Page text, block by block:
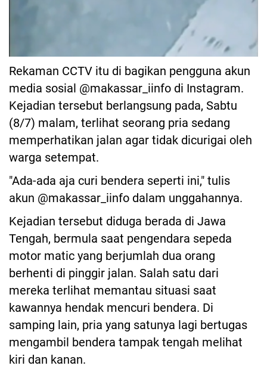
Rekaman CCTV itu di bagikan pengguna akun
media sosial @makassar_iinfo di Instagram.
Kejadian tersebut berlangsung pada, Sabtu
(8/7) malam, terlihat seorang pria sedang
memperhatikan jalan agar tidak dicurigai oleh
warga setempat.
"Ada-ada aja curi bendera seperti ini," tulis
akun @makassar_iinfo dalam unggahannya.
Kejadian tersebut diduga berada di Jawa
Tengah, bermula saat pengendara sepeda
motor matic yang berjumlah dua orang
berhenti di pinggir jalan. Salah satu dari
mereka terlihat memantau situasi saat
kawannya hendak mencuri bendera. Di
samping lain, pria yang satunya lagi bertugas
mengambil bendera tampak tengah melihat
kiri dan kanan.